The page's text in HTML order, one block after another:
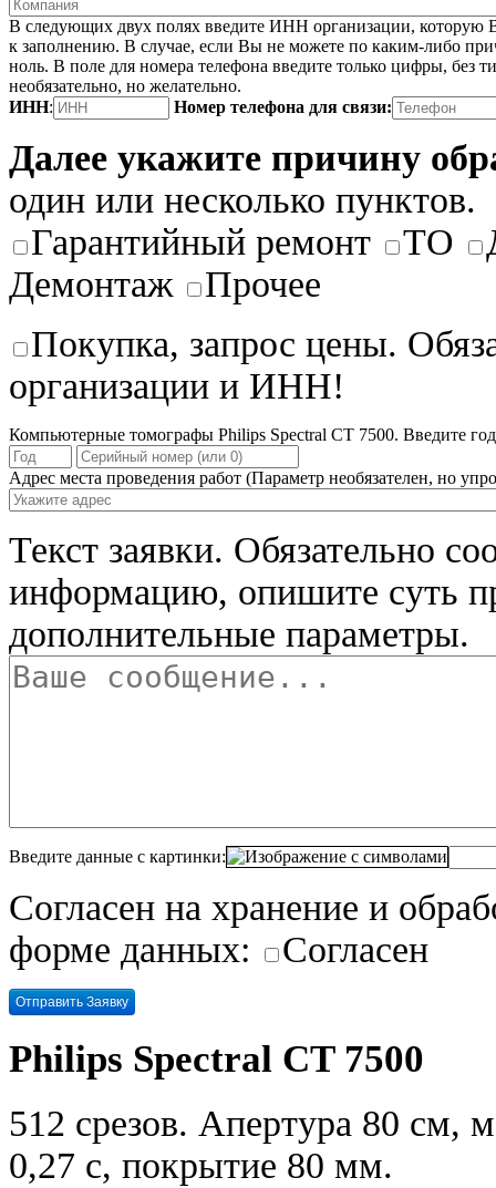
В следующих двух полях введите ИНН организации, которую
к заполнению. В случае, если Вы не можете по каким-либо
ноль. В поле для номера телефона введите только цифры, без
необязательно, но желательно.
ИНН: Номер телефона для связи:
Далее укажите причину
один или несколько пунктов.
Гарантийный ремонт
ТО
Демонтаж
Прочее
Покупка, запрос цены.
организации и ИНН!
Компьютерные томографы Philips Spectral CT 7500. Введите
Адрес места проведения работ (Параметр необязателен, но
Текст заявки. Обязательно
информацию, опишите суть
дополнительные параметры.
Введите данные с картинки:
Согласен на хранение и
форме данных:
Согласен
Philips Spectral CT 7500
512 срезов. Апертура 80 см,
0,27 с, покрытие 80 мм.